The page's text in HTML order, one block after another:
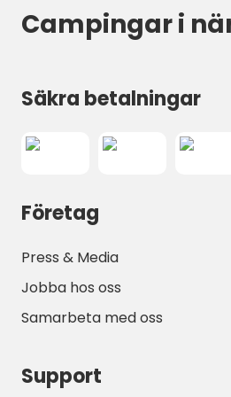
Campingar i
Säkra betalningar
Företag
Press & Media
Jobba hos oss
Samarbeta med oss
Support